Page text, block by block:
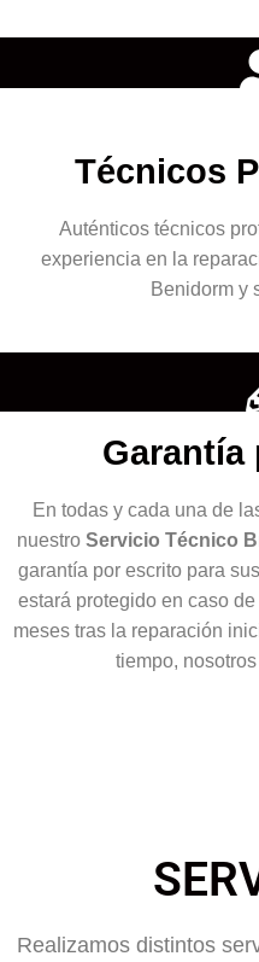
Técnicos
Auténticos técnicos
experiencia en la
Benidorm y
Garantía
En todas y cada una de
nuestro Servicio Técnico
garantía por escrito para
estará protegido en caso
meses tras la reparación
tiempo,
Realizamos distintos